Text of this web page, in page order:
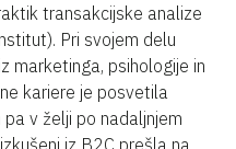
transakcijske analize
Pri svojem delu
marketinga, psihologije in
kariere je posvetila
v želji po nadaljnjem